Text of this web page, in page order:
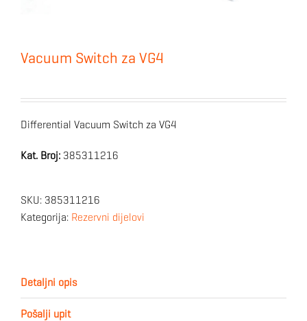
Vacuum Switch za VG4
Differential Vacuum Switch za VG4
Kat. Broj: 385311216
SKU: 385311216
Kategorija: Rezervni dijelovi
Detaljni opis
Pošalji upit